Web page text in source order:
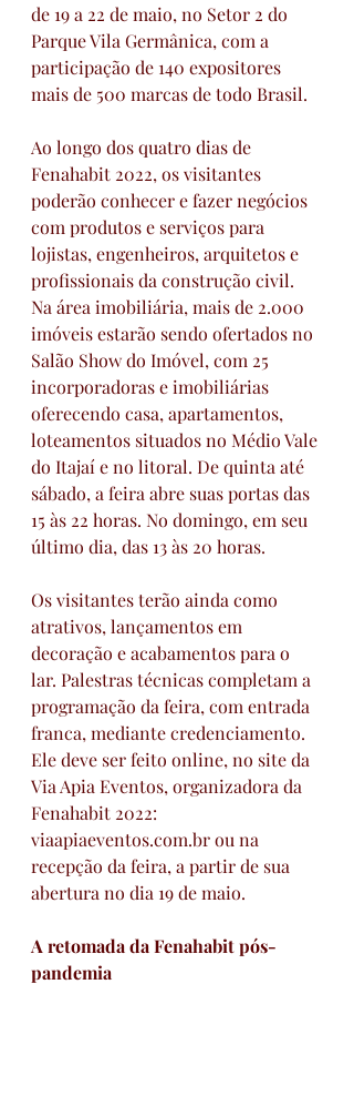
de 19 a 22 de maio, no Setor 2 do
Parque Vila Germânica, com a
participação de 140 expositores
mais de 500 marcas de todo Brasil.
Ao longo dos quatro dias de
Fenahabit 2022, os visitantes
poderão conhecer e fazer negócios
com produtos e serviços para
lojistas, engenheiros, arquitetos e
profissionais da construção civil.
Na área imobiliária, mais de 2.000
imóveis estarão sendo ofertados no
Salão Show do Imóvel, com 25
incorporadoras e imobiliárias
oferecendo casa, apartamentos,
loteamentos situados no Médio Vale
do Itajaí e no litoral. De quinta até
sábado, a feira abre suas portas das
15 às 22 horas. No domingo, em seu
último dia, das 13 às 20 horas.
Os visitantes terão ainda como
atrativos, lançamentos em
decoração e acabamentos para o
lar. Palestras técnicas completam a
programação da feira, com entrada
franca, mediante credenciamento.
Ele deve ser feito online, no site da
Via Apia Eventos, organizadora da
Fenahabit 2022:
viaapiaeventos.com.br ou na
recepção da feira, a partir de sua
abertura no dia 19 de maio.
A retomada da Fenahabit pós-
pandemia